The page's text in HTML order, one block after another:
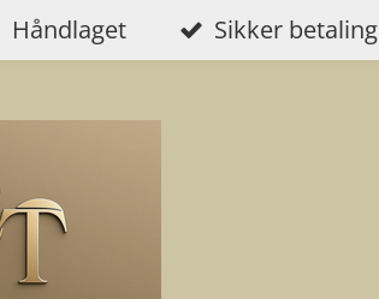
Håndlaget Sikker betaling